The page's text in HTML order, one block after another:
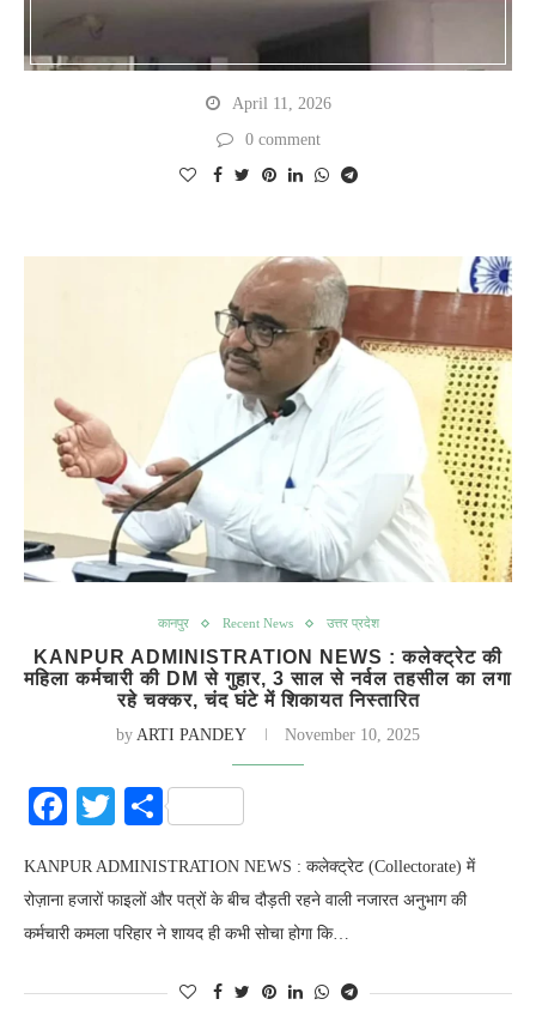
April 11, 2026
0 comment
कानपुर Recent News उत्तर प्रदेश
KANPUR ADMINISTRATION NEWS : कलेक्ट्रेट की
महिला कर्मचारी की DM से गुहार, 3 साल से नर्वल तहसील का लगा
रहे चक्कर, चंद घंटे में शिकायत निस्तारित
by ARTI PANDEY November 10, 2025
Facebook
Twitter
Share
KANPUR ADMINISTRATION NEWS : कलेक्ट्रेट (Collectorate) में
रोज़ाना हजारों फाइलों और पत्रों के बीच दौड़ती रहने वाली नजारत अनुभाग की
कर्मचारी कमला परिहार ने शायद ही कभी सोचा होगा कि…